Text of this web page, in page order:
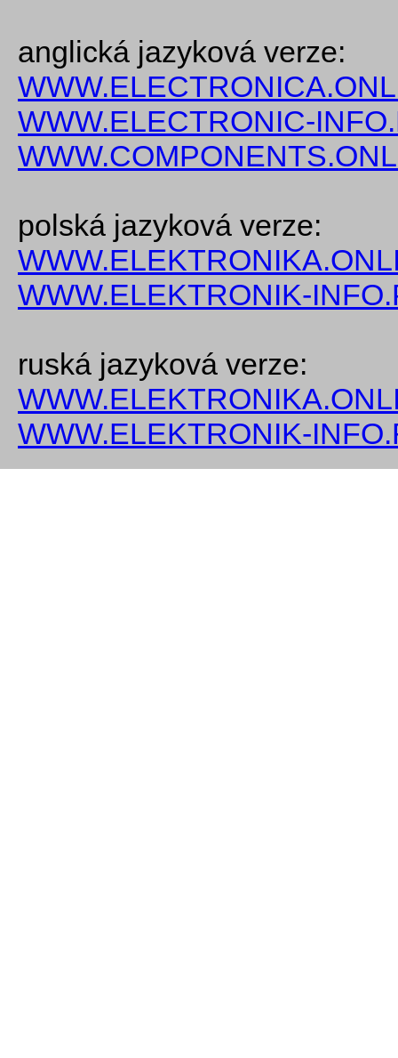
anglická jazyková verze:
WWW.ELECTRONIC-
polská jazyková verze:
WWW.ELEKTRONIK-
ruská jazyková verze:
WWW.ELEKTRONIK-